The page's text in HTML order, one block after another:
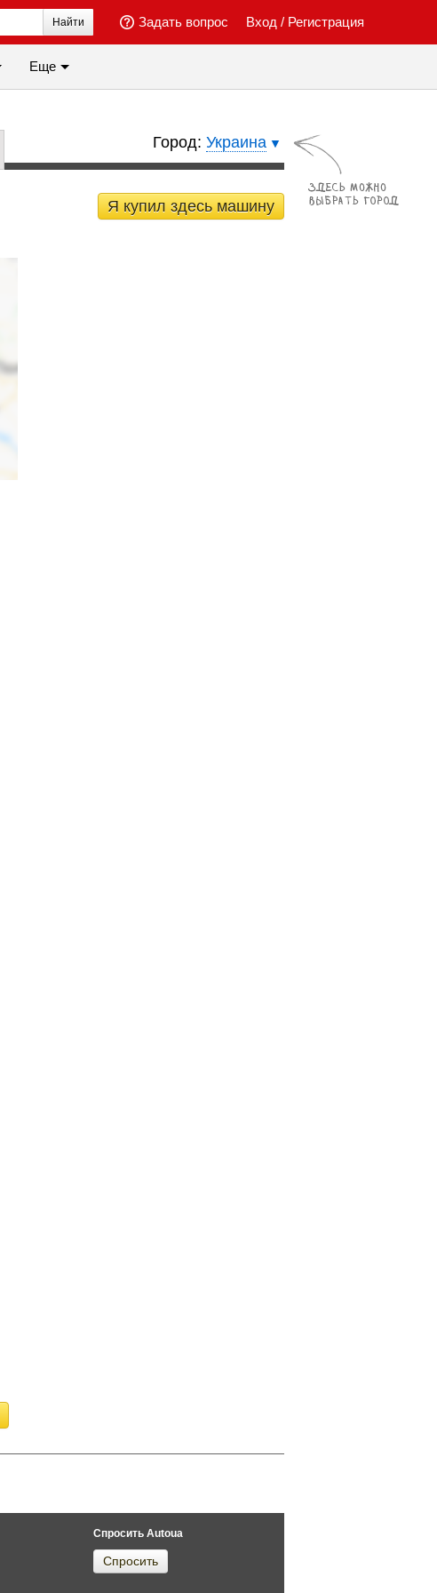
Вход / Регистрация
Задать вопрос
Найти
Еще
Город: Украина
Я купил здесь машину
Спросить Autoua
Спросить